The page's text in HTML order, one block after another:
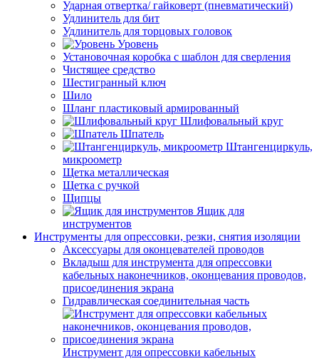
Ударная отвертка/ гайковерт (пневматический)
Удлинитель для бит
Удлинитель для торцовых головок
Уровень
Установочная коробка с шаблон для сверления
Чистящее средство
Шестигранный ключ
Шило
Шланг пластиковый армированный
Шлифовальный круг
Шпатель
Штангенциркуль,
микроометр
Щетка металлическая
Щетка с ручкой
Щипцы
Ящик для
инструментов
Инструменты для опрессовки, резки, снятия изоляции
Аксессуары для оконцевателей проводов
Вкладыш для инструмента для опрессовки
кабельных наконечников, оконцевания проводов,
присоединения экрана
Гидравлическая соединительная часть
Инструмент для опрессовки кабельных